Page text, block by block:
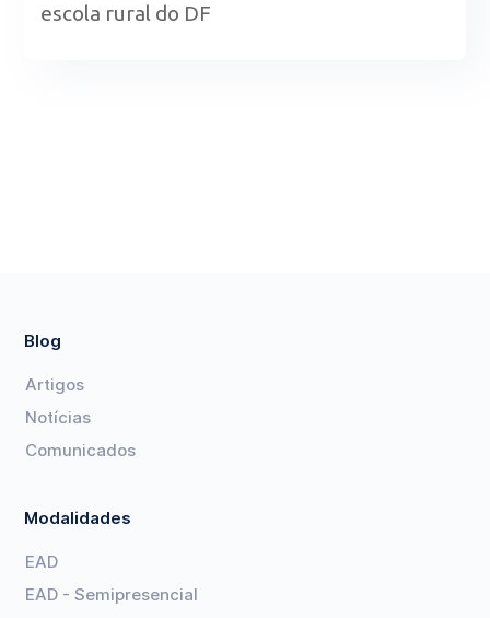
escola rural do DF
Blog
Artigos
Notícias
Comunicados
Modalidades
EAD
EAD - Semipresencial